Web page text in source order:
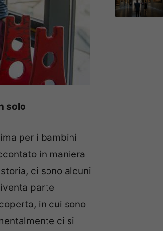
solo
per i bambini
in maniera
ci sono alcuni
parte
in cui sono
ci si